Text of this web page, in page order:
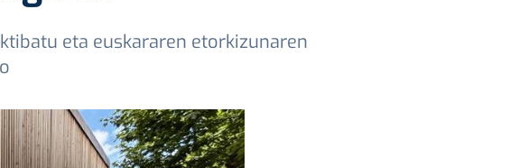
eta euskararen etorkizunaren